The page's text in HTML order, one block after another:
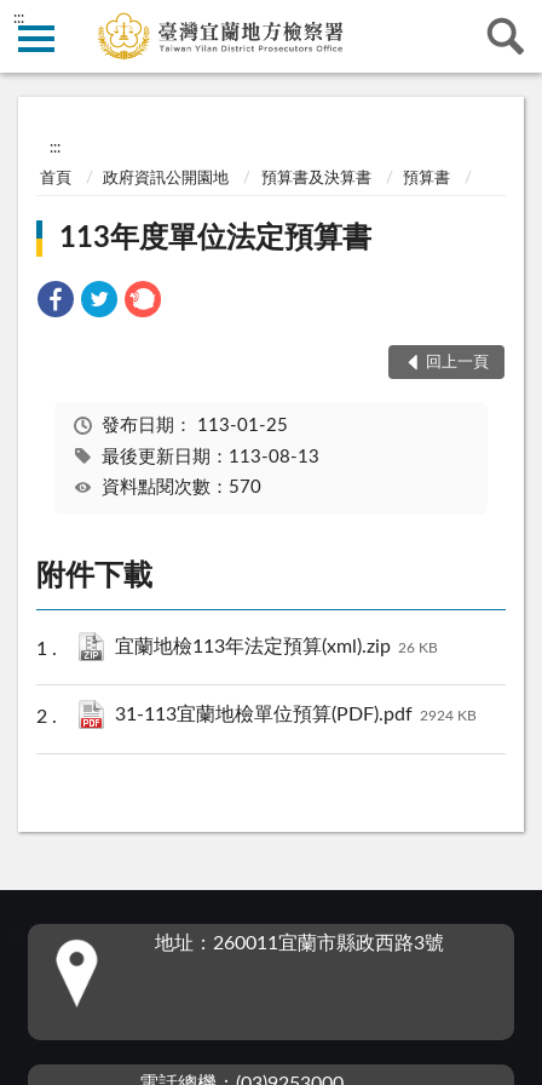
:::
:::
首頁 政府資訊公開園地 預算書及決算書 預算書
113年度單位法定預算書
回上一頁
發布日期： 113-01-25
最後更新日期：113-08-13
資料點閱次數：570
附件下載
宜蘭地檢113年法定預算(xml).zip 26 KB
31-113宜蘭地檢單位預算(PDF).pdf 2924 KB
地址：260011宜蘭市縣政西路3號